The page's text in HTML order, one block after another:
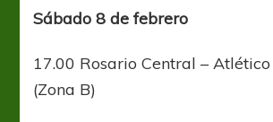
Sábado 8 de febrero
17.00 Rosario Central –
(Zona B)